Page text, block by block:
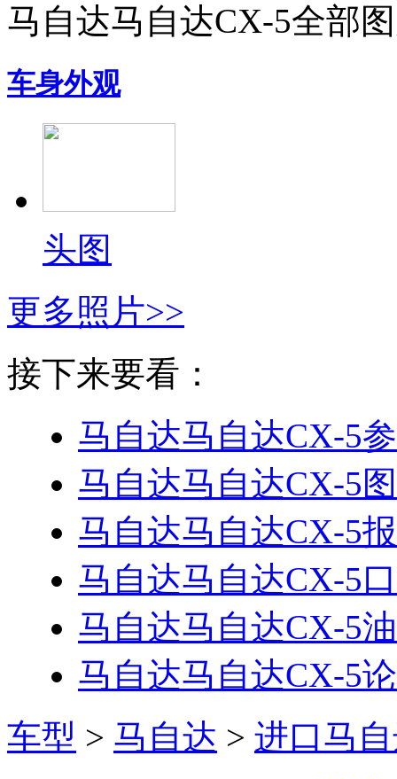
马自达马自达CX-5全部
车身外观
头图
更多照片>>
接下来要看：
马自达马自达CX-5
马自达马自达CX-5
马自达马自达CX-5
马自达马自达CX-5
马自达马自达CX-5
马自达马自达CX-5
车型 > 马自达 > 进口马